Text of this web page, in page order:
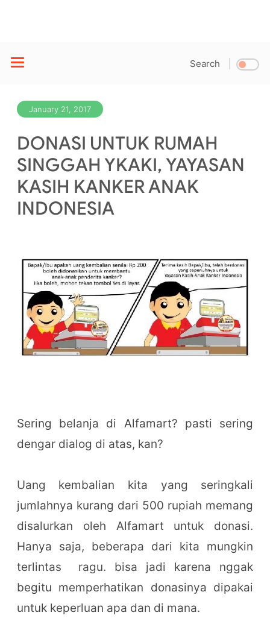
Search
January 21, 2017
DONASI UNTUK RUMAH
SINGGAH YKAKI, YAYASAN
KASIH KANKER ANAK
INDONESIA
Sering belanja di Alfamart? pasti sering
dengar dialog di atas, kan?
Uang kembalian kita yang seringkali
jumlahnya kurang dari 500 rupiah memang
disalurkan oleh Alfamart untuk donasi.
Hanya saja, beberapa dari kita mungkin
terlintas ragu. bisa jadi karena nggak
begitu memperhatikan donasinya dipakai
untuk keperluan apa dan di mana.